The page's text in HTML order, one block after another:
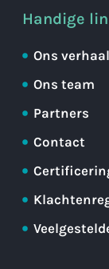
Handige
Ons verhaal
Ons team
Partners
Contact